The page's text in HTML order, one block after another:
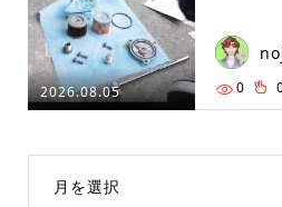
2026.08.05 0
月を選択